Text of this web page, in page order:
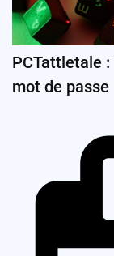
PCTattletale :
mot de passe